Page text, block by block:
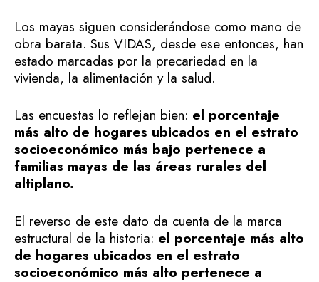
Los mayas siguen considerándose como mano de
obra barata. Sus VIDAS, desde ese entonces, han
estado marcadas por la precariedad en la
vivienda, la alimentación y la salud.
Las encuestas lo reflejan bien: el porcentaje
más alto de hogares ubicados en el estrato
socioeconómico más bajo pertenece a
familias mayas de las áreas rurales del
altiplano.
El reverso de este dato da cuenta de la marca
estructural de la historia: el porcentaje más alto
de hogares ubicados en el estrato
socioeconómico más alto pertenece a